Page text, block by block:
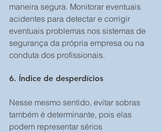
maneira segura. Monitorar eventuais
acidentes para detectar e corrigir
eventuais problemas nos sistemas de
segurança da própria empresa ou na
conduta dos profissionais.
6. Índice de desperdícios
Nesse mesmo sentido, evitar sobras
também é determinante, pois elas
podem representar sérios